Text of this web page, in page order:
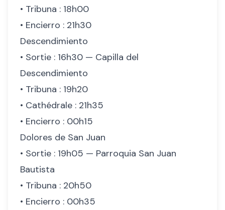
• Tribuna : 18h00
• Encierro : 21h30
Descendimiento
• Sortie : 16h30 — Capilla del
Descendimiento
• Tribuna : 19h20
• Cathédrale : 21h35
• Encierro : 00h15
Dolores de San Juan
• Sortie : 19h05 — Parroquia San Juan
Bautista
• Tribuna : 20h50
• Encierro : 00h35